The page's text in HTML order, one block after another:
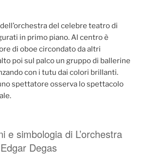
del celebre teatro di
in primo piano. Al centro è
di oboe circondato da altri
poi sul palco un gruppo di ballerine
con i tutu dai colori brillanti.
spettatore osserva lo spettacolo
e simbologia di L’orchestra
Degas